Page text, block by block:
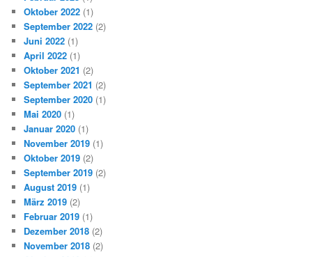
Oktober 2022 (1)
September 2022 (2)
Juni 2022 (1)
April 2022 (1)
Oktober 2021 (2)
September 2021 (2)
September 2020 (1)
Mai 2020 (1)
Januar 2020 (1)
November 2019 (1)
Oktober 2019 (2)
September 2019 (2)
August 2019 (1)
März 2019 (2)
Februar 2019 (1)
Dezember 2018 (2)
November 2018 (2)